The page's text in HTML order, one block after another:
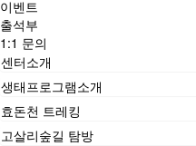
이벤트
출석부
1:1 문의
센터소개
생태프로그램소개
효돈천 트레킹
고살리숲길 탐방